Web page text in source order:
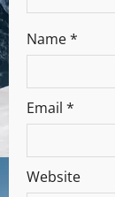
Name*
Email *
Website